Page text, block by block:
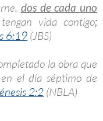
dos de cada uno
vida contigo;
6:19 (JBS)
la obra que
el día séptimo de
2:2 (NBLA)